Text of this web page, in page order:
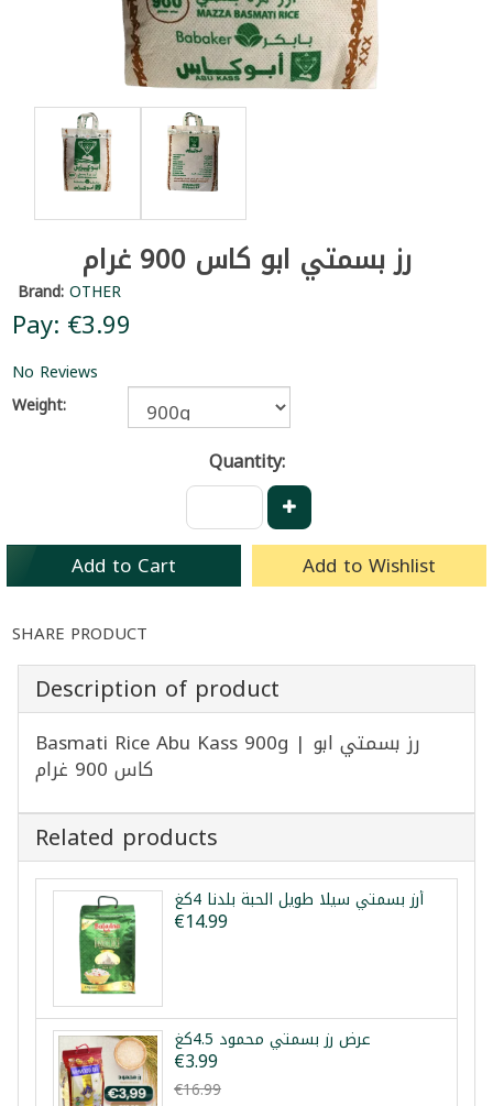
رز بسمتي ابو كاس 900 غرام
Brand:OTHER
Pay: €3.99
No Reviews
Weight:
Quantity:
Add to Cart Add to Wishlist
SHARE PRODUCT
Description of product
Basmati Rice Abu Kass 900g | رز بسمتي ابو
كاس 900 غرام
Related products
أرز بسمتي سيلا طويل الحبة بلدنا 4كغ
€14.99
عرض رز بسمتي محمود 4.5كغ
€3.99
€16.99